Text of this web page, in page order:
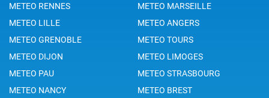
METEO RENNES
METEO MARSEILLE
METEO LILLE
METEO ANGERS
METEO GRENOBLE
METEO TOURS
METEO DIJON
METEO LIMOGES
METEO PAU
METEO STRASBOURG
METEO NANCY
METEO BREST